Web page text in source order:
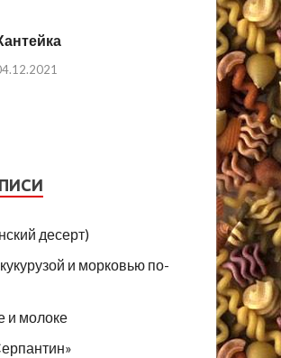
десерт)
и морковью по-
и молоке